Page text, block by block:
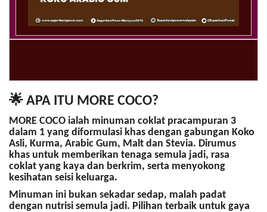
🌟 APA ITU MORE COCO?
MORE COCO ialah minuman coklat pracampuran 3
dalam 1 yang diformulasi khas dengan gabungan Koko
Asli, Kurma, Arabic Gum, Malt dan Stevia. Dirumus
khas untuk memberikan tenaga semula jadi, rasa
coklat yang kaya dan berkrim, serta menyokong
kesihatan seisi keluarga.
Minuman ini bukan sekadar sedap, malah padat
dengan nutrisi semula jadi. Pilihan terbaik untuk gaya